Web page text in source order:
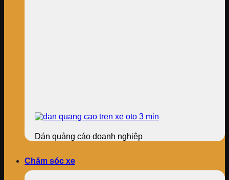
Dán quảng cáo doanh nghiệp
Chăm sóc xe